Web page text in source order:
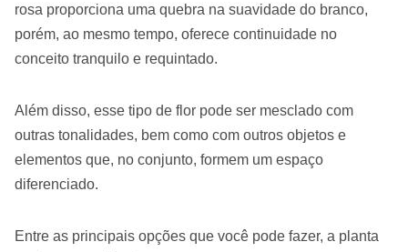
rosa proporciona uma quebra na suavidade do branco,
porém, ao mesmo tempo, oferece continuidade no
conceito tranquilo e requintado.
Além disso, esse tipo de flor pode ser mesclado com
outras tonalidades, bem como com outros objetos e
elementos que, no conjunto, formem um espaço
diferenciado.
Entre as principais opções que você pode fazer, a planta